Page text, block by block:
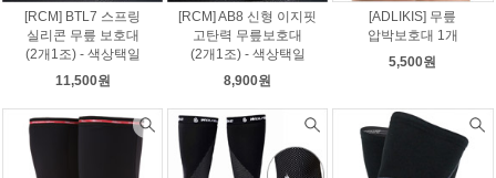
[RCM] BTL7 스프링
실리콘 무릎 보호대
(2개1조) - 색상택일
11,500원
[RCM] AB8 신형 이지핏
고탄력 무릎보호대
(2개1조) - 색상택일
8,900원
[ADLIKIS] 무릎
압박보호대 1개
5,500원